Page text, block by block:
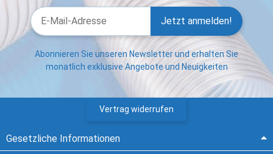
Jetzt anmelden!
Abonnieren Sie unseren Newsletter und erhalten Sie
monatlich exklusive Angebote und Neuigkeiten
Vertrag widerrufen
Gesetzliche Informationen